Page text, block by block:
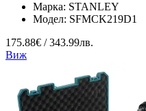
Марка: STANLEY
Модел: SFMCK219D1
175.88€ / 343.99лв.
Виж